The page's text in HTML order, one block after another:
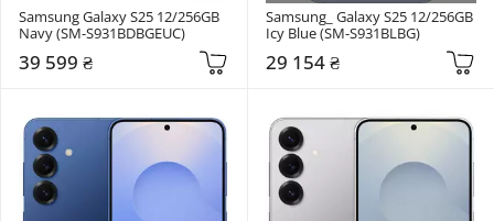
Samsung Galaxy S25 12/256GB
Navy (SM-S931BDBGEUC)
39 599 ₴
Samsung_ Galaxy S25 12/256GB
Icy Blue (SM-S931BLBG)
29 154 ₴